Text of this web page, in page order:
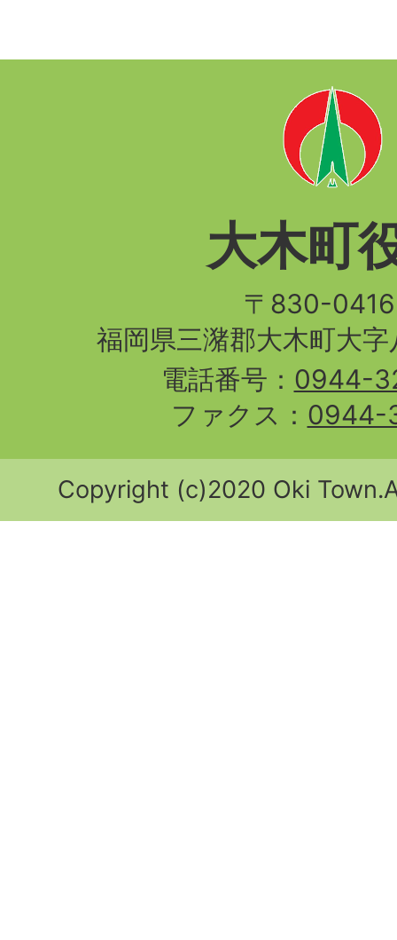
大木町
〒830-
福岡県三潴郡大木町大
電話番号： 0944-
ファクス： 0944-
Copyright (c)2020 Oki